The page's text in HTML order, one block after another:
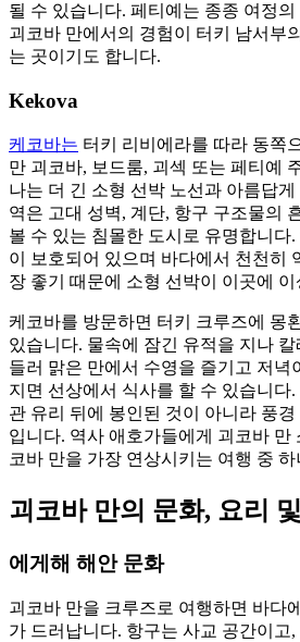
될 수 있습니다. 페티예는 종종 여정
괴코바 만에서의 경험이 터키 남서부
는 곳이기도 합니다.
Kekova
케코바는 터키 리비에라를 따라 동쪽
만 괴코바, 보드룸, 괴섹 또는 페티예
나는 더 긴 소형 선박 노선과 아름답게
역은 고대 성벽, 계단, 항구 구조물의
볼 수 있는 침몰한 도시로 유명합니다
이 보호되어 있으며 바다에서 천천히
장 좋기 때문에 소형 선박이 이곳에
케코바를 방문하면 터키 크루즈에 몽
있습니다. 물속에 잠긴 유적을 지나
들러 맑은 만에서 수영을 즐기고 저녁
지면 선상에서 식사를 할 수 있습니다
관 유리 뒤에 봉인된 것이 아니라 풍
입니다. 역사 애호가들에게 괴코바 만
코바 만을 가장 연상시키는 여행 중 하
괴코바 만의 문화, 요리
에게해 해안 문화
괴코바 만을 크루즈로 여행하면 바다
가 드러납니다. 항구는 사교 공간이고